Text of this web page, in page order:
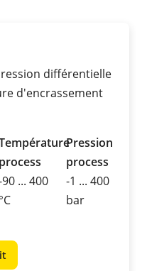
différentielle
d'encrassement
process
... 400
°C
Pression
process
-1 ... 400
bar